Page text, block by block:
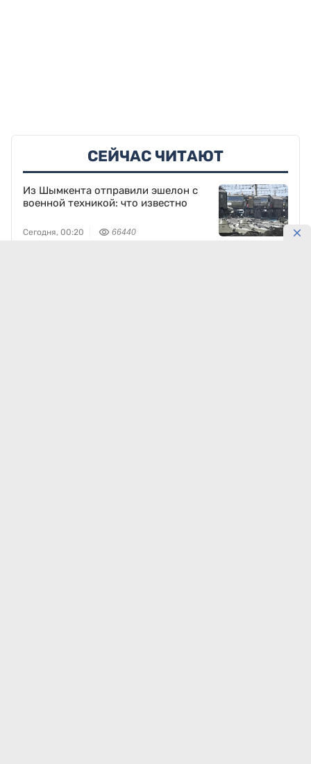
СЕЙЧАС ЧИТАЮТ
Из Шымкента отправили эшелон с
военной техникой: что известно
Сегодня, 00:20 66440